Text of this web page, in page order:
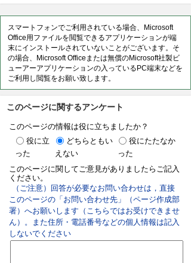
スマートフォンでご利用されている場合、Microsoft
Office用ファイルを閲覧できるアプリケーションが端
末にインストールされていないことがございます。そ
の場合、Microsoft Officeまたは無償のMicrosoft社製ビ
ューアーアプリケーションの入っているPC端末などを
ご利用し閲覧をお願い致します。
このページに関するアンケート
このページの情報は役に立ちましたか？
役に立
った
どちらともい
えない
役にたたなか
った
このページに関してご意見がありましたらご記入
ください。
（ご注意）回答が必要なお問い合わせは，直接
このページの「お問い合わせ先」（ページ作成部
署）へお願いします（こちらではお受けできませ
ん）。また住所・電話番号などの個人情報は記入
しないでください